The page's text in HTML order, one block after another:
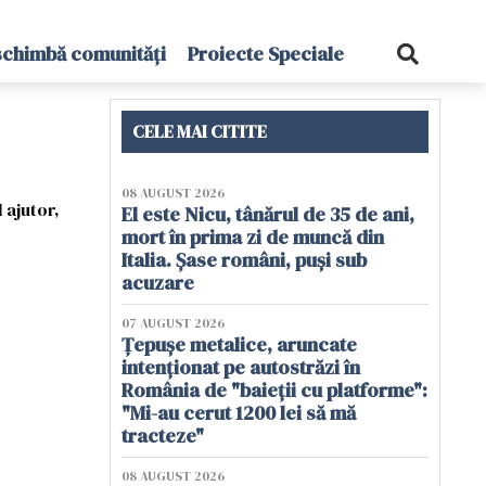
comunități Proiecte Speciale
ajutor,
CELE MAI CITITE
08 AUGUST 2026
El este Nicu, tânărul de 35 de ani,
mort în prima zi de muncă din
Italia. Șase români, puși sub
acuzare
07 AUGUST 2026
Țepușe metalice, aruncate
intenționat pe autostrăzi în
România de "baieții cu platforme":
"Mi-au cerut 1200 lei să mă
tracteze"
08 AUGUST 2026